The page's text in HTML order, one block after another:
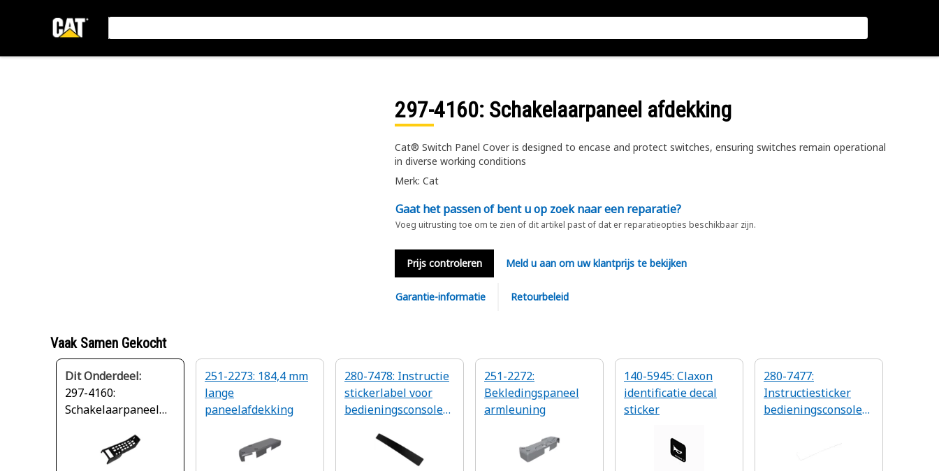
297-4160: Schakelaarpaneel afdekking
Cat® Switch Panel Cover is designed to encase and protect switches, ensuring switches remain operational
in diverse working conditions
Merk: Cat
Gaat het passen of bent u op zoek naar een reparatie?
Voeg uitrusting toe om te zien of dit artikel past of dat er reparatieopties beschikbaar zijn.
Prijs controleren Meld u aan om uw klantprijs te bekijken
Garantie-informatie Retourbeleid
Vaak Samen Gekocht
Dit Onderdeel:
297-4160:
Schakelaarpaneel
251-2273: 184,4 mm
lange
paneelafdekking
280-7478: Instructie
stickerlabel voor
bedieningsconsole
251-2272:
Bekledingspaneel
armleuning
140-5945: Claxon
identificatie decal
sticker
280-7477:
Instructiesticker
bedieningsconsole